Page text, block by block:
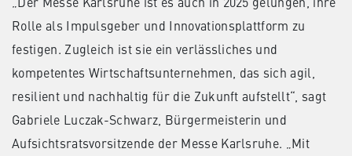
Rolle als Impulsgeber und Innovationsplattform zu
festigen. Zugleich ist sie ein verlässliches und
kompetentes Wirtschaftsunternehmen, das sich agil,
resilient und nachhaltig für die Zukunft aufstellt“, sagt
Gabriele Luczak-Schwarz, Bürgermeisterin und
Aufsichtsratsvorsitzende der Messe Karlsruhe. „Mit